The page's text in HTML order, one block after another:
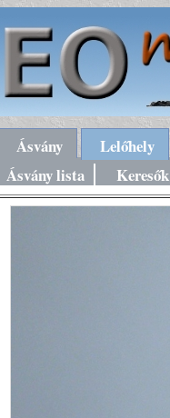
Ásvány Lelőhely
Ásvány lista Keresők